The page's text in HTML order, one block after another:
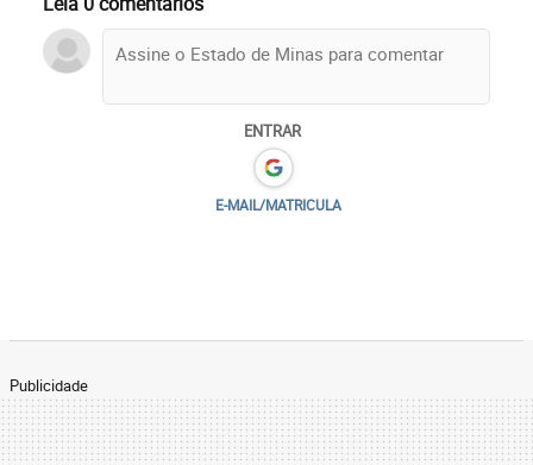
ENTRAR
E-MAIL/MATRICULA
Publicidade